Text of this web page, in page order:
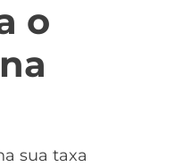
o
sua taxa